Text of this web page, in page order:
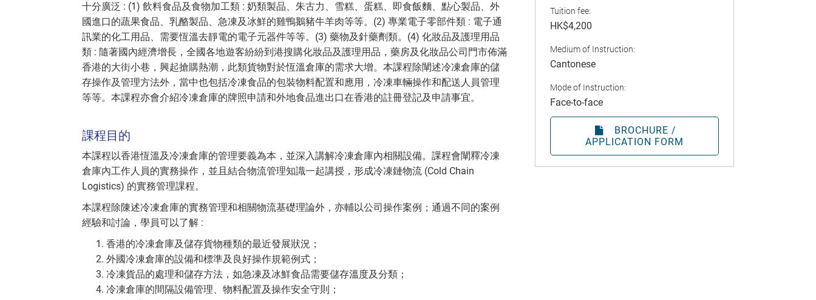
十分廣泛 : (1) 飲料食品及食物加工類 : 奶類製品、朱古力、雪糕、蛋糕、即食飯麵、點心製品、外
國進口的蔬果食品、乳酪製品、急凍及冰鮮的雞鴨鵝豬牛羊肉等等。(2) 專業電子零部件類 : 電子通
訊業的化工用品、需要恆溫去靜電的電子元器件等等。(3) 藥物及針藥劑類。(4) 化妝品及護理用品
類 : 隨著國內經濟增長，全國各地遊客紛紛到港搜購化妝品及護理用品，藥房及化妝品公司門市佈滿
香港的大街小巷，興起搶購熱潮，此類貨物對於恆溫倉庫的需求大增。本課程除闡述冷凍倉庫的儲
存操作及管理方法外，當中也包括冷凍食品的包裝物料配置和應用，冷凍車輛操作和配送人員管理
等等。本課程亦會介紹冷凍倉庫的牌照申請和外地食品進出口在香港的註冊登記及申請事宜。
課程目的
本課程以香港恆溫及冷凍倉庫的管理要義為本，並深入講解冷凍倉庫內相關設備。課程會闡釋冷凍
倉庫內工作人員的實務操作，並且結合物流管理知識一起講授，形成冷凍鏈物流 (Cold Chain
Logistics) 的實務管理課程。
本課程除陳述冷凍倉庫的實務管理和相關物流基礎理論外，亦輔以公司操作案例；通過不同的案例
經驗和討論，學員可以了解 :
香港的冷凍倉庫及儲存貨物種類的最近發展狀況；
外國冷凍倉庫的設備和標準及良好操作規範例式；
冷凍貨品的處理和儲存方法，如急凍及冰鮮食品需要儲存溫度及分類；
冷凍倉庫的間隔設備管理、物料配置及操作安全守則；
Tuition fee:
HK$4,200
Medium of Instruction:
Cantonese
Mode of Instruction:
Face-to-face
BROCHURE /
APPLICATION FORM